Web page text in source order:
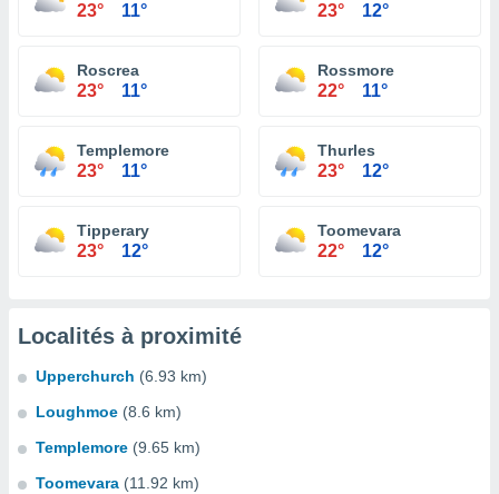
23° 11° 23° 12°
Roscrea
23° 11°
Rossmore
22° 11°
Templemore
23° 11°
Thurles
23° 12°
Tipperary
23° 12°
Toomevara
22° 12°
Localités à proximité
Upperchurch (6.93 km)
Loughmoe (8.6 km)
Templemore (9.65 km)
Toomevara (11.92 km)